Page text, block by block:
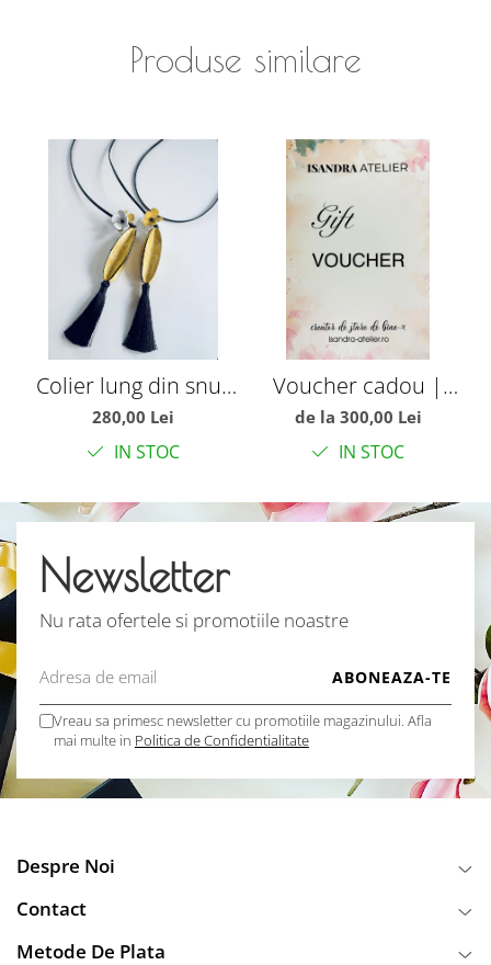
Produse similare
Colier lung din snur
de piele si ciucuri
280,00 Lei
IN STOC
Voucher cadou |
Isandra Atelier
de la 300,00 Lei
IN STOC
Newsletter
Nu rata ofertele si promotiile noastre
Vreau sa primesc newsletter cu promotiile magazinului. Afla
mai multe in Politica de Confidentialitate
Despre Noi
Contact
Metode De Plata